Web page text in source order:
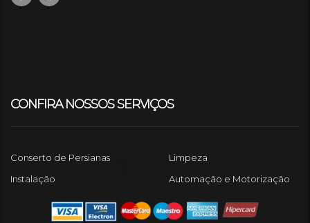
CONFIRA NOSSOS SERVIÇOS
Conserto de Persianas
Limpeza
Instalação
Automação e Motorização